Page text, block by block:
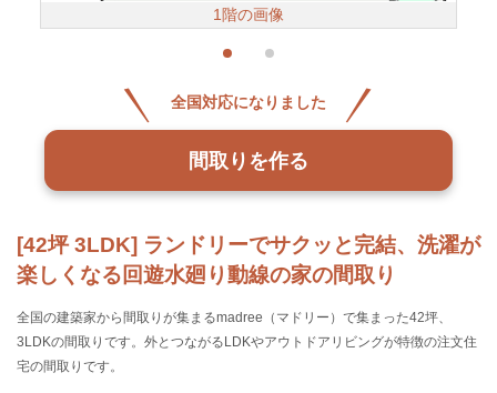
[42坪 3LDK] ランドリーでサクッと完結、洗濯が
楽しくなる回遊水廻り動線の家の間取り
全国の建築家から間取りが集まるmadree（マドリー）で集まった42坪、
3LDKの間取りです。外とつながるLDKやアウトドアリビングが特徴の注文住
宅の間取りです。
1階の画像
全国対応になりました
間取りを作る